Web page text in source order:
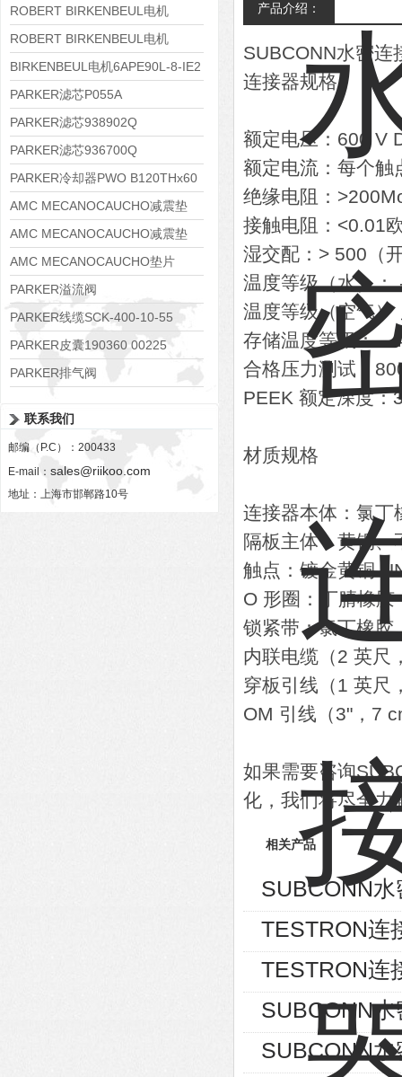
8APE100L-2 IE3
ROBERT BIRKENBEUL电机
8APE90S-4 IE3
ROBERT BIRKENBEUL电机
8APE80M-2K-IE3
BIRKENBEUL电机6APE90L-8-IE2
PARKER滤芯P055A
PARKER滤芯938902Q
PARKER滤芯936700Q
PARKER冷却器PWO B120THx60
AMC MECANOCAUCHO减震垫
138552
AMC MECANOCAUCHO减震垫
138551
AMC MECANOCAUCHO垫片
608074
PARKER溢流阀
RE06M35W2N1KWXG087
PARKER线缆SCK-400-10-55
PARKER皮囊190360 00225
PARKER排气阀
联系我们
邮编（P.C）：200433
E-mail： sales@riikoo.com
地址：上海市邯郸路10号
产品介绍：
SUBCONN水密连
连接器规格
额定电压：600 V
额定电流：每个触
绝缘电阻：
接触电阻：<0.01
湿交配：> 500（
温度等级（水）：
温度等级（空气）
存储温度等级： -
合格压力测试：
PEEK 额定深度
材质规格
连接器本体：氯丁
隔板主体：黄铜
触点：镀金黄铜
O 形圈：丁腈橡胶
锁紧带：氯丁橡胶
内联电缆（2 英尺
穿板引线（1 英尺
OM 引线（3"，7
如果需要咨询
化，我们将尽全力
相关产品
SUBCONN
TESTRON连
TESTRON连
SUBCONN
SUBCONN